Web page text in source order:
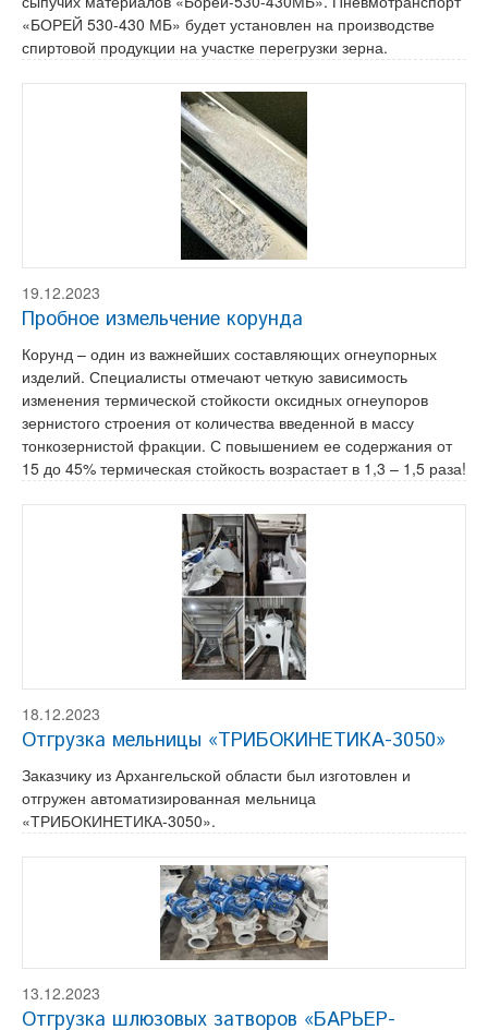
«БОРЕЙ 530-430 МБ» будет установлен на производстве
спиртовой продукции на участке перегрузки зерна.
19.12.2023
Пробное измельчение корунда
Корунд – один из важнейших составляющих огнеупорных
изделий. Специалисты отмечают четкую зависимость
изменения термической стойкости оксидных огнеупоров
зернистого строения от количества введенной в массу
тонкозернистой фракции. С повышением ее содержания от
15 до 45% термическая стойкость возрастает в 1,3 – 1,5 раза!
18.12.2023
Отгрузка мельницы «ТРИБОКИНЕТИКА-3050»
Заказчику из Архангельской области был изготовлен и
отгружен автоматизированная мельница
«ТРИБОКИНЕТИКА-3050».
13.12.2023
Отгрузка шлюзовых затворов «БАРЬЕР-